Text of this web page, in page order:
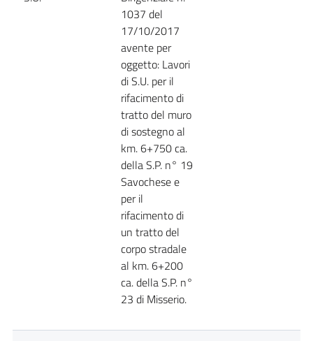
1037 del
17/10/2017
avente per
oggetto: Lavori
di S.U. per il
rifacimento di
tratto del muro
di sostegno al
km. 6+750 ca.
della S.P. n° 19
Savochese e
per il
rifacimento di
un tratto del
corpo stradale
al km. 6+200
ca. della S.P. n°
23 di Misserio.